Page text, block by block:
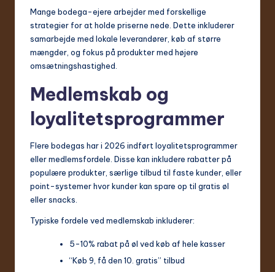
Mange bodega-ejere arbejder med forskellige
strategier for at holde priserne nede. Dette inkluderer
samarbejde med lokale leverandører, køb af større
mængder, og fokus på produkter med højere
omsætningshastighed.
Medlemskab og
loyalitetsprogrammer
Flere bodegas har i 2026 indført loyalitetsprogrammer
eller medlemsfordele. Disse kan inkludere rabatter på
populære produkter, særlige tilbud til faste kunder, eller
point-systemer hvor kunder kan spare op til gratis øl
eller snacks.
Typiske fordele ved medlemskab inkluderer:
5-10% rabat på øl ved køb af hele kasser
“Køb 9, få den 10. gratis” tilbud